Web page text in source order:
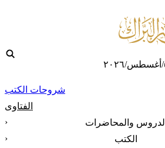
شروحات الكتب
الفتاوى
الدروس والمحاضرات
‹
الكتب
‹